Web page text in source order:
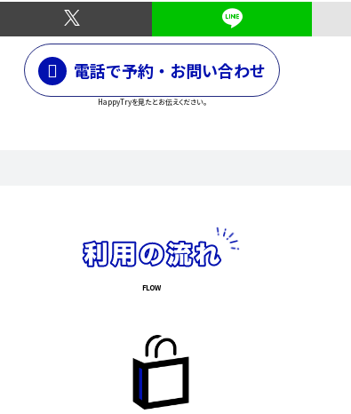
電話で予約・お問い合わせ
HappyTryを見たとお伝えください。